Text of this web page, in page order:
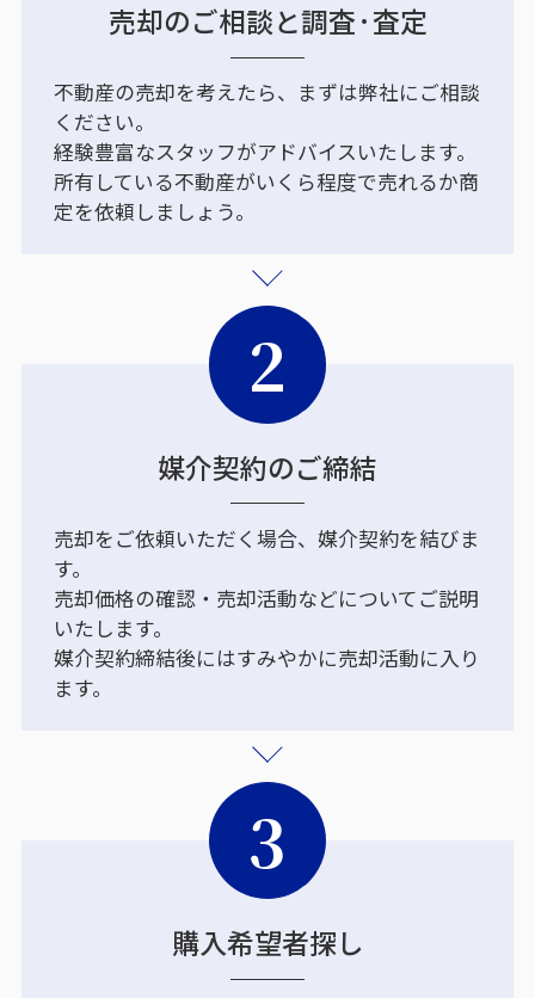
売却のご相談と調査·査定
不動産の売却を考えたら、まずは弊社にご相談
ください。
経験豊富なスタッフがアドバイスいたします。
所有している不動産がいくら程度で売れるか商
定を依頼しましょう。
2
媒介契約のご締結
売却をご依頼いただく場合、媒介契約を結びま
す。
売却価格の確認・売却活動などについてご説明
いたします。
媒介契約締結後にはすみやかに売却活動に入り
ます。
3
購入希望者探し